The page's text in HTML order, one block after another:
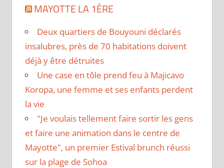
MAYOTTE LA 1ÈRE
Deux quartiers de Bouyouni déclarés
insalubres, près de 70 habitations doivent
déjà y être détruites
Une case en tôle prend feu à Majicavo
Koropa, une femme et ses enfants perdent
la vie
"Je voulais tellement faire sortir les gens
et faire une animation dans le centre de
Mayotte", un premier Estival brunch réussi
sur la plage de Sohoa